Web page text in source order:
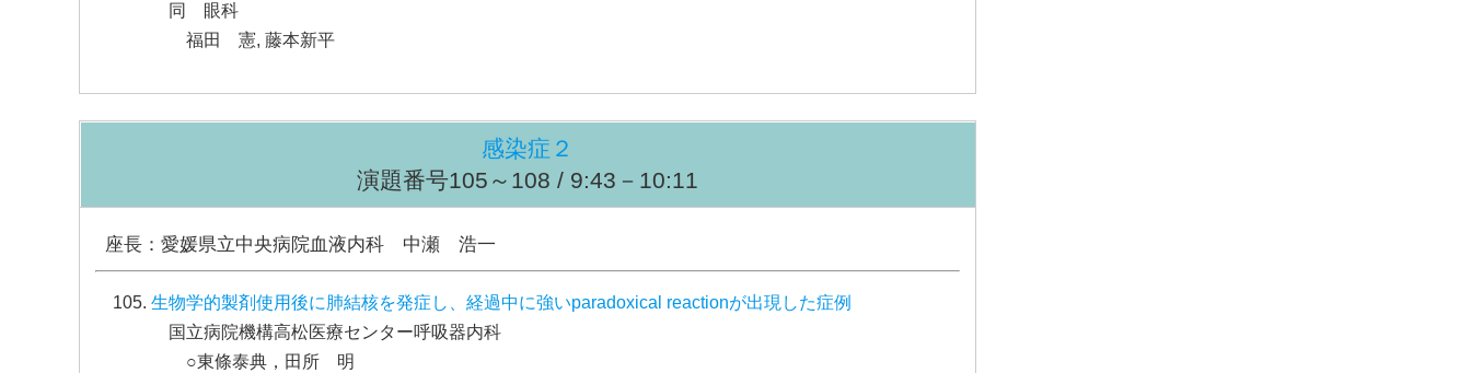
同 眼科
福田 憲, 藤本新平
感染症２
演題番号105～108 / 9:43－10:11
座長：愛媛県立中央病院血液内科 中瀬 浩一
生物学的製剤使用後に肺結核を発症し、経過中に強いparadoxical reactionが出現した症例
国立病院機構高松医療センター呼吸器内科
○東條泰典，田所 明